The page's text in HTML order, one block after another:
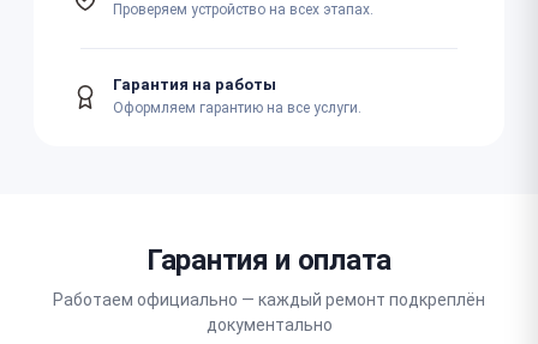
Проверяем устройство на всех этапах.
Гарантия на работы
Оформляем гарантию на все услуги.
Гарантия и оплата
Работаем официально — каждый ремонт подкреплён
документально